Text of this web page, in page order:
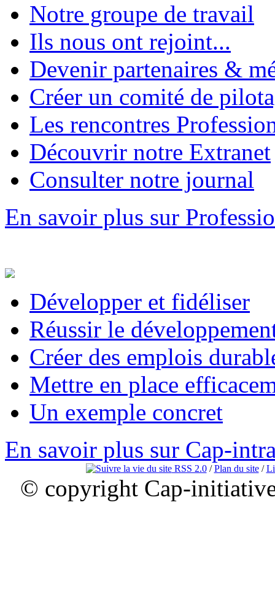
Notre groupe de travail
Ils nous ont rejoint...
Devenir partenaires &
Créer un comité de
Les rencontres
Découvrir notre Extranet
Consulter notre journal
En savoir plus sur
Développer et fidéliser
Réussir le
Créer des emplois
Mettre en place
Un exemple concret
En savoir plus sur Cap-
RSS 2.0/Plan du site/
© copyright Cap-